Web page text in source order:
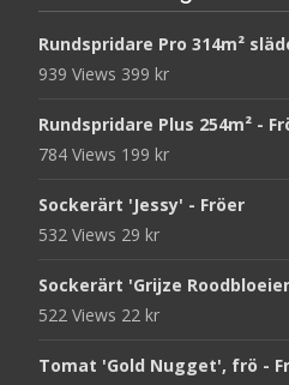
Rundspridare Pro 314m²
939 Views 399 kr
Rundspridare Plus 254m² -
784 Views 199 kr
Sockerärt 'Jessy' - Fröer
532 Views 29 kr
Sockerärt 'Grijze
522 Views 22 kr
Tomat 'Gold Nugget', frö -